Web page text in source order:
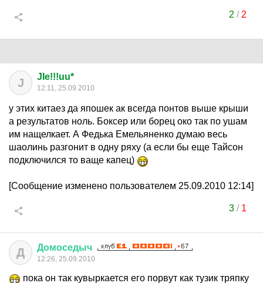
2 / 2
J JIe!!!uu*
12:11, 25.09.2010
у этих китаез да япошек ак всегда понтов выше крыши
а результатов ноль. Боксер или борец око так по ушам
им нащелкает. А Федька Емельяненко думаю весь
шаолинь разгонит в одну ряху (а если бы еще Тайсон
подключился то ваще капец)
[Сообщение изменено пользователем 25.09.2010 12:14]
3/ 1
Д Домоседыч
12:26, 25.09.2010
пока он так кувыркается его порвут как тузик тряпку